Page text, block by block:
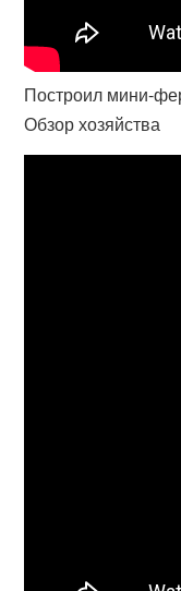
Построил мини-
Обзор хозяйства